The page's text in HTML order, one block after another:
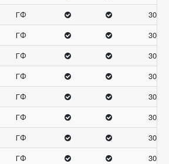
ГФ
30.33
ГФ
30.33
ГФ
30.33
ГФ
30
ГФ
30
ГФ
30
ГФ
30
ГФ
30